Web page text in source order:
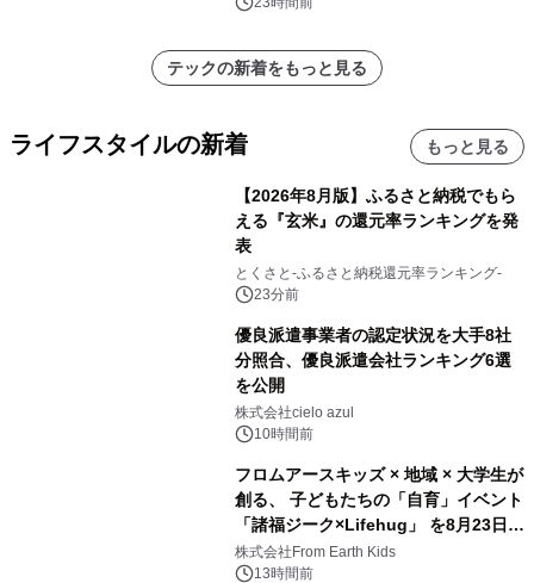
アーティストを フィーチャーしたアニ
メーションを公開～
テックの新着をもっと見る
ライフスタイルの新着 もっと見る
【2026年8月版】ふるさと納税でもら
える『玄米』の還元率ランキングを発
表
とくさと-ふるさと納税還元率ランキング-
23分前
優良派遣事業者の認定状況を大手8社
分照合、優良派遣会社ランキング6選
を公開
株式会社cielo azul
10時間前
フロムアースキッズ × 地域 × 大学生が
創る、 子どもたちの「自育」イベント
「諸福ジーク×Lifehug」 を8月23日
(日)開催
株式会社From Earth Kids
13時間前